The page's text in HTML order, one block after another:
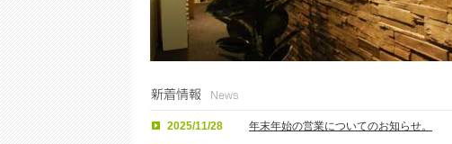
2025/11/28 年末年始の営業についてのお知らせ。